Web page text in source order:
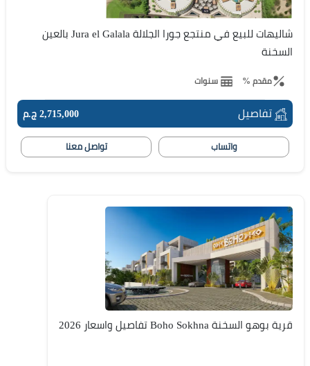
شاليهات للبيع في منتجع جورا الجلالة Jura el Galala بالعين
السخنة
مقدم % سنوات
تفاصيل 2,715,000 ج.م
واتساب تواصل معنا
قرية بوهو السخنة Boho Sokhna تفاصيل واسعار 2026